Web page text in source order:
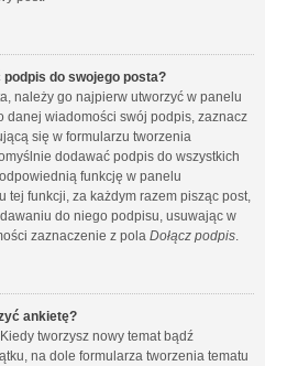
do swojego posta?
należy go najpierw utworzyć w panelu
danej wiadomości swój podpis, zaznacz
się w formularzu tworzenia
dodawać podpis do wszystkich
funkcję w panelu
tej funkcji, za każdym razem pisząc post,
do niego podpisu, usuwając w
zaznaczenie z pola Dołącz podpis.
ankietę?
tworzysz nowy temat bądź
na dole formularza tworzenia tematu